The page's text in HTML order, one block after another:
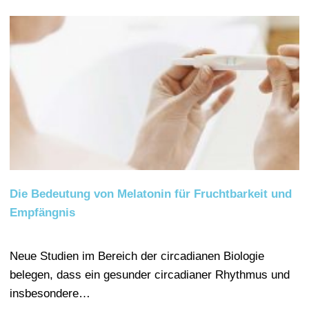
Die Bedeutung von Melatonin für Fruchtbarkeit und
Empfängnis
Neue Studien im Bereich der circadianen Biologie
belegen, dass ein gesunder circadianer Rhythmus und
insbesondere…